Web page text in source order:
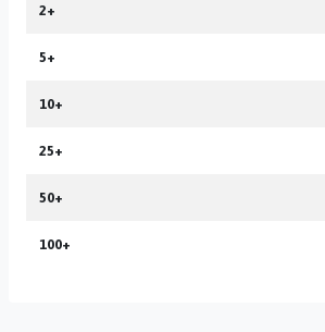
2+
5+
10+
25+
50+
100+